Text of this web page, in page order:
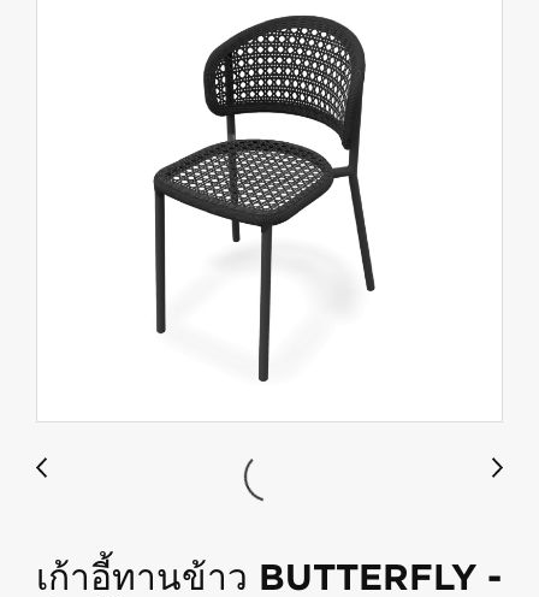
เก้าอี้ทานข้าว BUTTERFLY -